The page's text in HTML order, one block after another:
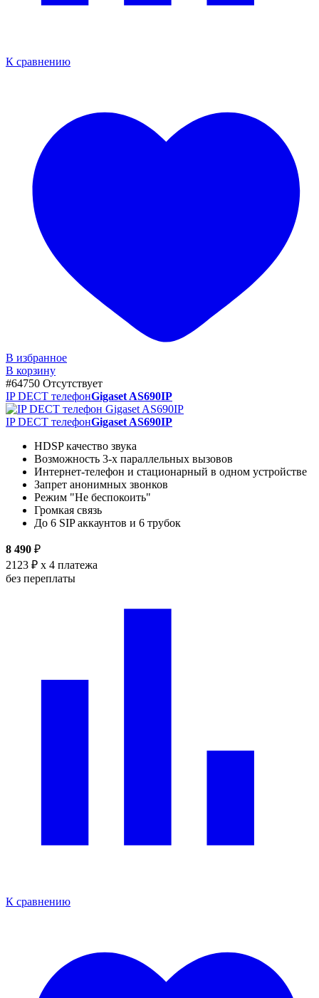
К сравнению
В избранное
В корзину
#64750 Отсутствует
IP DECT телефонGigaset AS690IP
IP DECT телефонGigaset AS690IP
HDSP качество звука
Возможность 3-х параллельных вызовов
Интернет-телефон и стационарный в одном устройстве
Запрет анонимных звонков
Режим "Не беспокоить"
Громкая связь
До 6 SIP аккаунтов и 6 трубок
8 490 ₽
2123 ₽ x 4 платежа
без переплаты
К сравнению